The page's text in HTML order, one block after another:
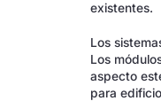
existentes.
Los
Los
aspecto
para